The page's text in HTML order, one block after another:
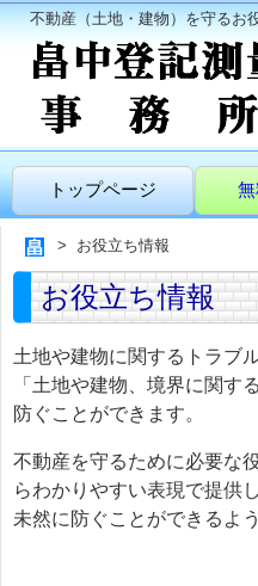
不動産（土地・建物）を守るお
トップページ
お役立ち情報
お役立ち情報
土地や建物に関するトラブ
「土地や建物、境界に関す
防ぐことができます。
不動産を守るために必要な
らわかりやすい表現で提供
未然に防ぐことができるよ